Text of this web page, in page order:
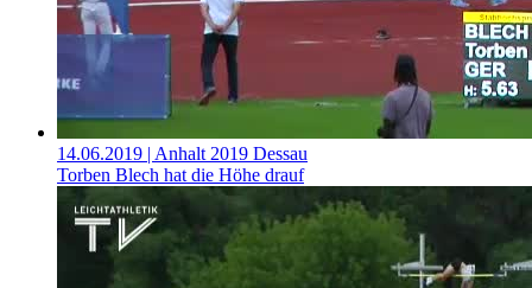
14.06.2019 | Anhalt 2019 Dessau
Torben Blech hat die Höhe drauf